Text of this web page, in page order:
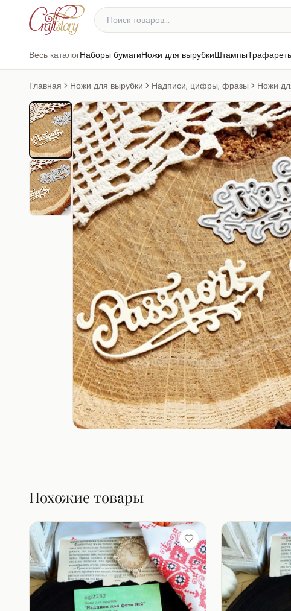
Весь каталогНаборы бумагиНожи для вырубкиШтампы
Главная Ножи для вырубки Надписи, цифры, фразы Ножи
Похожие товары